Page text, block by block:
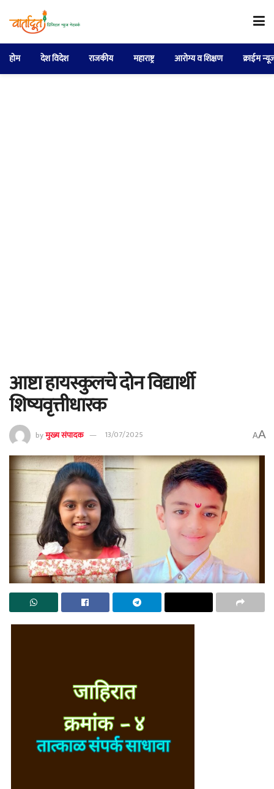
होम देश विदेश राजकीय महाराष्ट्र आरोग्य व शिक्षण क्राईम
आष्टा हायस्कुलचे दोन विद्यार्थी
शिष्यवृत्तीधारक
byमुख्य संपादक 13/07/2025 AA